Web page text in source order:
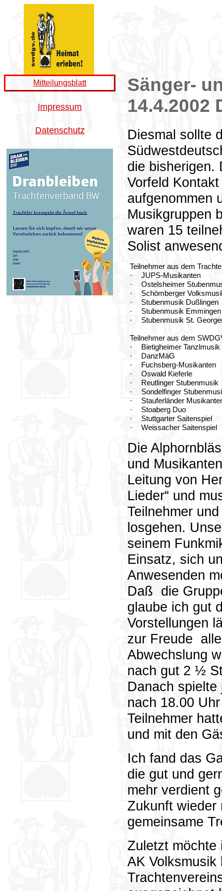
Mitteilungsblatt
Impressum
Datenschutz
Sänger-
14.4.2002
Diesmal sollte
die bisherigen.
Vorfeld
aufgenommen
Musikgruppen
waren 15
Solist
Teilnehmer aus dem
·
JUPS-Musikanten
·
Ostelsheimer
·
Schömberger
·
Stubenmusik Dußlingen
·
Stubenmusik Emmingen
·
Stubenmusik St.
Teilnehmer aus dem
·
Bietigheimer Tanzlmusik
·
DanzMäG
·
Fuchsberg-Musikanten
·
Oswald Kieferle
·
Reutlinger Stubenmusik
·
Sondelfinger
·
Stauferländer
·
Stoaberg Duo
·
Stuttgarter Saitenspiel
·
Weissacher Saitenspiel
Die
und
Leitung von
Lieder“ und
Teilnehmer
losgehen.
seinem
Einsatz, sich
Anwesenden
Daß die
glaube ich gut
Vorstellungen
zur Freude
Abwechslung
nach gut 2 ½
Danach
nach 18.00
Teilnehmer
und mit den
Ich fand das
die gut und
mehr verdient
Zukunft wieder
gemeinsame
Zuletzt möchte
AK Volksmusik